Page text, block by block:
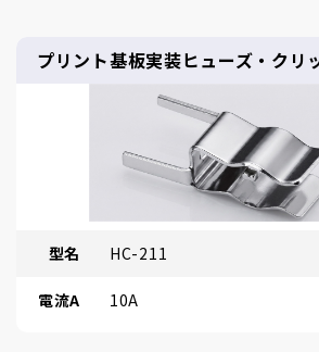
プリント基板実装ヒューズ・クリ
型名 HC-211
電流A 10A